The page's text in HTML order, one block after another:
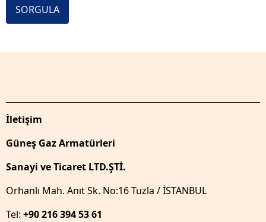
SORGULA
İletişim
Güneş Gaz Armatürleri
Sanayi ve Ticaret LTD.ŞTİ.
Orhanlı Mah. Anıt Sk. No:16 Tuzla / İSTANBUL
Tel: +90 216 394 53 61